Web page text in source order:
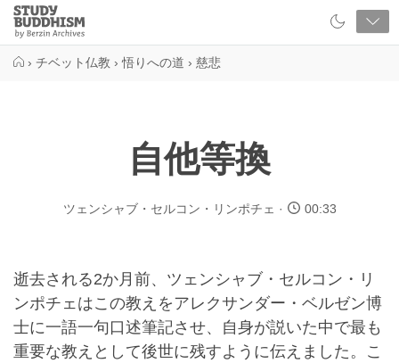
Close
Study
Buddhism
› チベット仏教 ›悟りへの道 › 慈悲
自他等換
ツェンシャブ・セルコン・リンポチェ 00:33
逝去される2か月前、ツェンシャブ・セルコン・リ
ンポチェはこの教えをアレクサンダー・ベルゼン博
士に一語一句口述筆記させ、自身が説いた中で最も
重要な教えとして後世に残すように伝えました。こ